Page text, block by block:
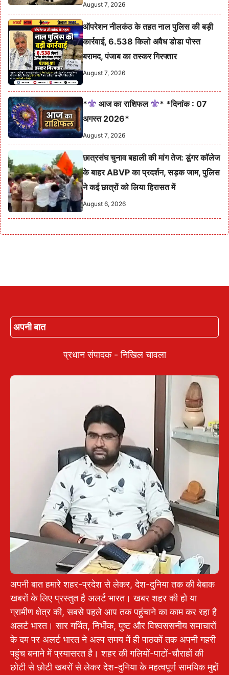
August 7, 2026
ऑपरेशन नीलकंठ के तहत नाल पुलिस की बड़ी
कार्रवाई, 6.538 किलो अवैध डोडा पोस्त
बरामद, पंजाब का तस्कर गिरफ्तार
August 7, 2026
* आज का राशिफल
* *दिनांक : 07
अगस्त 2026*
August 7, 2026
छात्रसंघ चुनाव बहाली की मांग तेज: डूंगर कॉलेज
के बाहर ABVP का प्रदर्शन, सड़क जाम, पुलिस
ने कई छात्रों को लिया हिरासत में
August 6, 2026
अपनी बात
प्रधान संपादक - निखिल चावला
अपनी बात हमारे शहर-प्रदेश से लेकर, देश-दुनिया तक की बेबाक
खबरों के लिए प्रस्तुत है अलर्ट भारत। खबर शहर की हो या
ग्रामीण क्षेत्र की, सबसे पहले आप तक पहुंचाने का काम कर रहा है
अलर्ट भारत। सार गर्भित, निर्भीक, पुष्ट और विश्वससनीय समाचारों
के दम पर अलर्ट भारत ने अल्प समय में ही पाठकों तक अपनी गहरी
पहुंच बनाने में प्रयासरत है। शहर की गलियों-पाटों-चौराहों की
छोटी से छोटी खबरों से लेकर देश-दुनिया के महत्वपूर्ण सामयिक मुद्दों